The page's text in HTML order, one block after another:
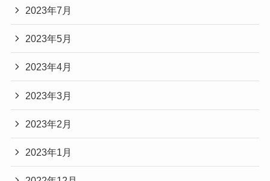
2023年7月
2023年5月
2023年4月
2023年3月
2023年2月
2023年1月